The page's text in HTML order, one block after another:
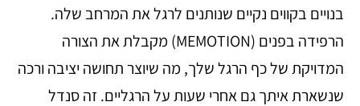
בנויים בקווים נקיים שנותנים לרגל את המרחב שלה.
הרפידה בפנים (MEMOTION) מקבלת את הצורה
המדויקת של כף הרגל שלך, מה שיוצר תחושה יציבה ורכה
שנשארת איתך גם אחרי שעות על הרגליים. זה סנדל